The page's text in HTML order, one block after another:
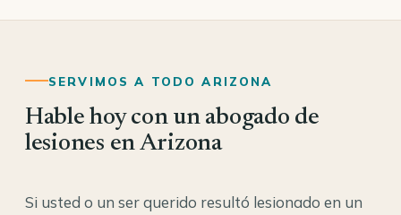
SERVIMOS A TODO ARIZONA
Hable hoy con un abogado de
lesiones en Arizona
Si usted o un ser querido resultó lesionado en un